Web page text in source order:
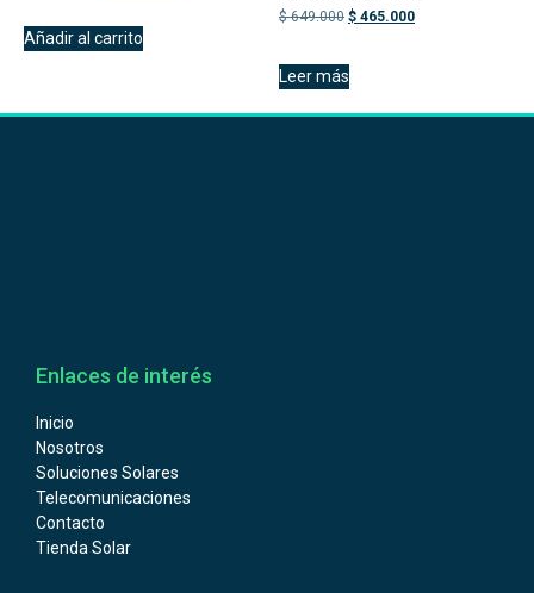
Añadir al carrito
$649.000 $ 465.000
Leer más
Enlaces de interés
Inicio
Nosotros
Soluciones Solares
Telecomunicaciones
Contacto
Tienda Solar